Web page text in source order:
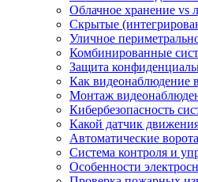
Облачное хранение
Скрытые
Уличное
Комбинированные
Защита
Как видеонаблюдение
Монтаж
Кибербезопасность
Какой датчик
Автоматические
Система контроля и
Особенности